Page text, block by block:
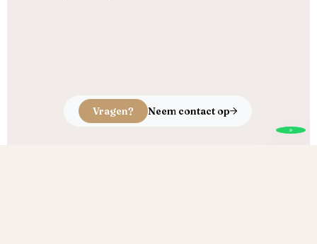
Vragen? Neem contact op